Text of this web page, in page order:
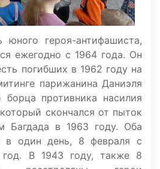
героя-антифашиста,
ежегодно с 1964 года. Он
погибших в 1962 году на
парижанина Даниэля
противника насилия
скончался от пыток
Багдада в 1963 году. Оба
в один день, 8 февраля с
В 1943 году, также 8